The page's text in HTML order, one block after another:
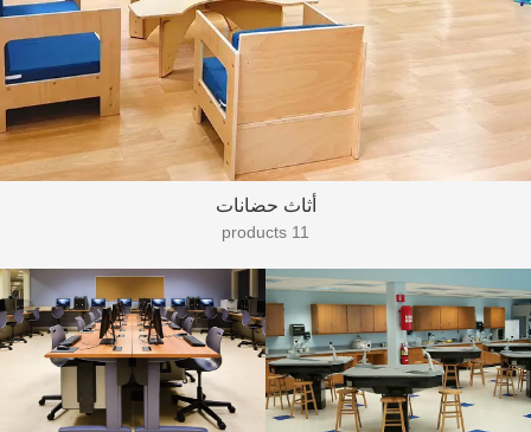
أثاث حضانات
11 products